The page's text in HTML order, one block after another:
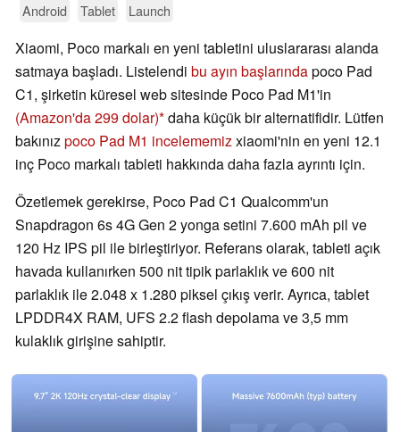
Android Tablet Launch
Xiaomi, Poco markalı en yeni tabletini uluslararası alanda
satmaya başladı. Listelendi bu ayın başlarındapoco Pad
C1, şirketin küresel web sitesinde Poco Pad M1'in
(Amazon'da 299 dolar) daha küçük bir alternatifidir. Lütfen
bakınızpoco Pad M1 incelememizxiaomi'nin en yeni 12.1
inç Poco markalı tableti hakkında daha fazla ayrıntı için.
Özetlemek gerekirse, Poco Pad C1 Qualcomm'un
Snapdragon 6s 4G Gen 2 yonga setini 7.600 mAh pil ve
120 Hz IPS pil ile birleştiriyor. Referans olarak, tableti açık
havada kullanırken 500 nit tipik parlaklık ve 600 nit
parlaklık ile 2.048 x 1.280 piksel çıkış verir. Ayrıca, tablet
LPDDR4X RAM, UFS 2.2 flash depolama ve 3,5 mm
kulaklık girişine sahiptir.